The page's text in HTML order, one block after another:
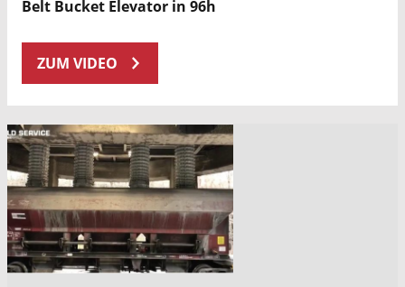
Belt Bucket Elevator in 96h
ZUM VIDEO